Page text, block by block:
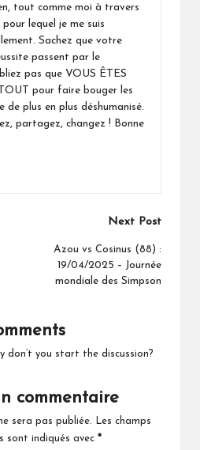
tout comme moi à travers
lequel je me suis
Sachez que votre
passent par le
pas que VOUS ÊTES
pour faire bouger les
de plus en plus déshumanisé.
partagez, changez ! Bonne
Next Post
Azou vs Cosinus (88) :
19/04/2025 – Journée
mondiale des Simpson
don’t you start the discussion?
commentaire
sera pas publiée.
Les champs
sont indiqués avec *